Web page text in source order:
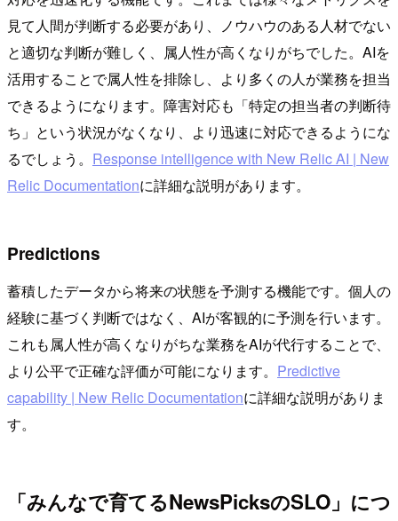
見て人間が判断する必要があり、ノウハウのある人材でない
と適切な判断が難しく、属人性が高くなりがちでした。AIを
活用することで属人性を排除し、より多くの人が業務を担当
できるようになります。障害対応も「特定の担当者の判断待
ち」という状況がなくなり、より迅速に対応できるようにな
るでしょう。 Response intelligence with New Relic AI | New
Relic Documentationに詳細な説明があります。
Predictions
蓄積したデータから将来の状態を予測する機能です。個人の
経験に基づく判断ではなく、AIが客観的に予測を行います。
これも属人性が高くなりがちな業務をAIが代行することで、
より公平で正確な評価が可能になります。 Predictive
capability | New Relic Documentationに詳細な説明がありま
す。
「みんなで育てるNewsPicksのSLO」につ